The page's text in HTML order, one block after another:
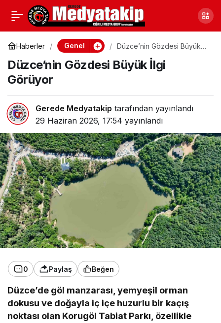
Haberler Genel
Düzce’nin Gözdesi Büyük
Düzce’nin Gözdesi Büyük İlgi
Görüyor
Gerede Medyatakip tarafından yayınlandı
29 Haziran 2026, 17:54 yayınlandı
0 Paylaş Beğen
Düzce’de göl manzarası, yemyeşil orman
dokusu ve doğayla iç içe huzurlu bir kaçış
noktası olan Korugöl Tabiat Parkı, özellikle
Kocaeli Gölcük’te Polisi
Yaralayan Motosikletli
Şüpheli Yakalandı!
Paylaş